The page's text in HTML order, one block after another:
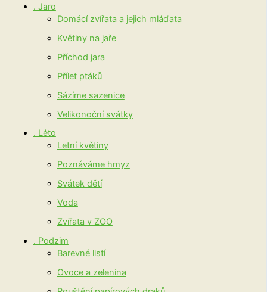
. Jaro
Domácí zvířata a jejich mláďata
Květiny na jaře
Příchod jara
Přílet ptáků
Sázíme sazenice
Velikonoční svátky
. Léto
Letní květiny
Poznáváme hmyz
Svátek dětí
Voda
Zvířata v ZOO
. Podzim
Barevné listí
Ovoce a zelenina